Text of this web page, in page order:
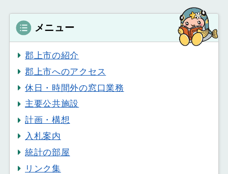
メニュー
郡上市の紹介
郡上市へのアクセス
休日・時間外の窓口業務
主要公共施設
計画・構想
入札案内
統計の部屋
リンク集